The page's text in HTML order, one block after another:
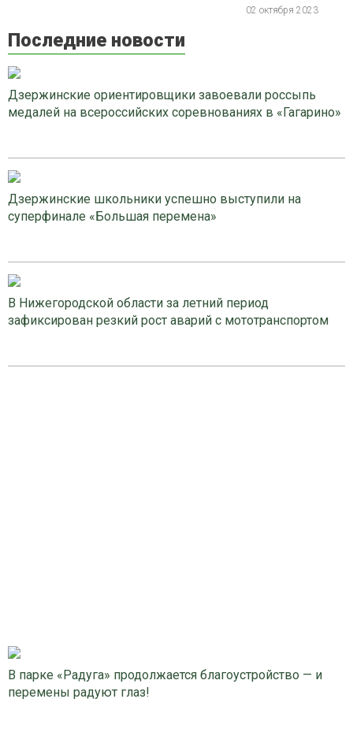
02 октября 2023
Последние новости
Дзержинские ориентировщики завоевали россыпь
медалей на всероссийских соревнованиях в «Гагарино»
Дзержинские школьники успешно выступили на
суперфинале «Большая перемена»
В Нижегородской области за летний период
зафиксирован резкий рост аварий с мототранспортом
В парке «Радуга» продолжается благоустройство — и
перемены радуют глаз!